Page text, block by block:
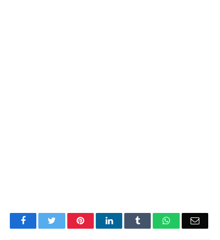
FacebookTwitter PinterestLinkedInTumblr WhatsAppEmail